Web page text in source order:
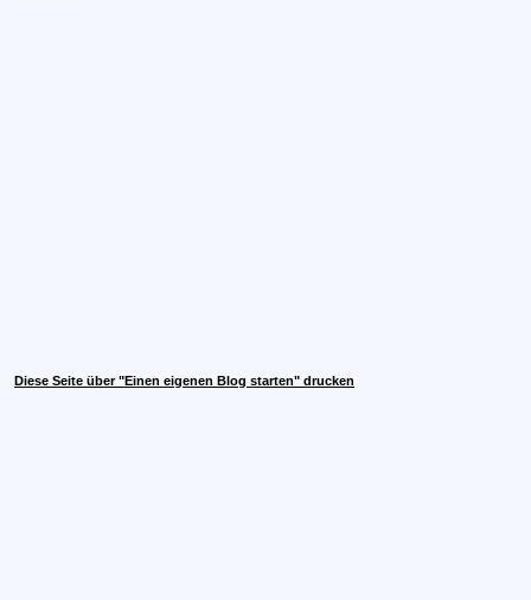
Diese Seite über "Einen eigenen Blog starten" drucken